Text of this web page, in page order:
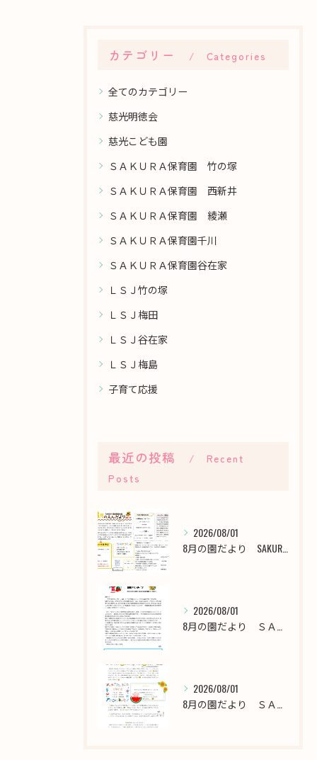
カテゴリー Categories
全てのカテゴリー
慈光明徳会
慈光こども園
ＳＡＫＵＲＡ保育園 竹の塚
ＳＡＫＵＲＡ保育園 西新井
ＳＡＫＵＲＡ保育園 綾瀬
ＳＡＫＵＲＡ保育園千川
ＳＡＫＵＲＡ保育園谷在家
ＬＳＪ竹の塚
ＬＳＪ梅田
ＬＳＪ谷在家
ＬＳＪ梅島
子育て応援
最近の投稿
Recent
Posts
2026/08/01
2026/08/01
2026/08/01